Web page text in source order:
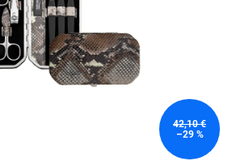
42,10 €
–29 %